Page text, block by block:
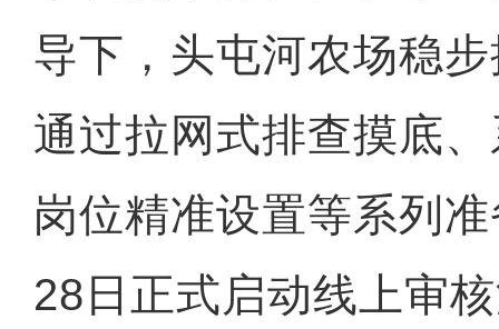
导下，头屯河农场稳
通过拉网式排查摸底
岗位精准设置等系列
28日正式启动线上审